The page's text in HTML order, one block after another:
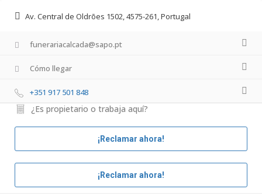
Av. Central de Oldrões 1502, 4575-261, Portugal
funerariacalcada@sapo.pt
Cómo llegar
+351 917 501 848
¿Es propietario o trabaja aquí?
¡Reclamar ahora!
¡Reclamar ahora!